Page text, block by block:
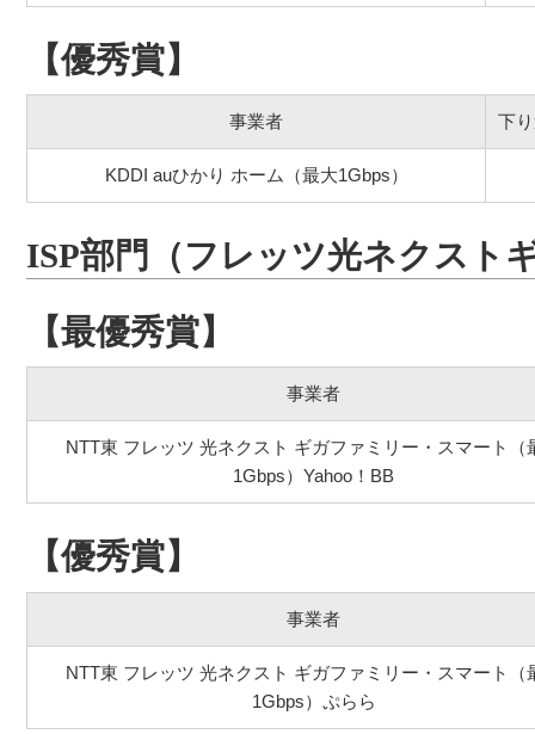
【優秀賞】
事業者 下
KDDI auひかり ホーム（最大1Gbps）
ISP部門（フレッツ光ネクスト
【最優秀賞】
事業者
NTT東 フレッツ 光ネクスト ギガファミリー・スマート（
1Gbps）Yahoo！BB
【優秀賞】
事業者
NTT東 フレッツ 光ネクスト ギガファミリー・スマート（
1Gbps）ぷらら